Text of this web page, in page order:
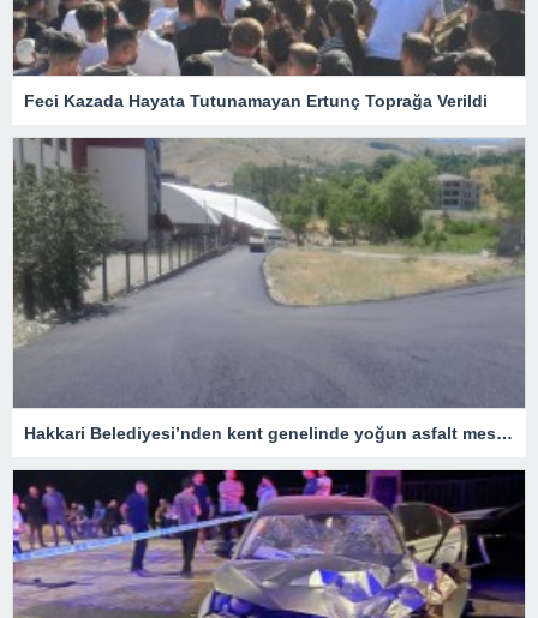
Feci Kazada Hayata Tutunamayan Ertunç Toprağa Verildi
Hakkari Belediyesi’nden kent genelinde yoğun asfalt mesaisi